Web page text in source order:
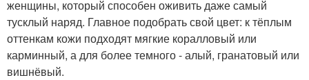
женщины, который способен оживить даже самый
тусклый наряд. Главное подобрать свой цвет: к тёплым
оттенкам кожи подходят мягкие коралловый или
карминный, а для более темного - алый, гранатовый или
вишнёвый.